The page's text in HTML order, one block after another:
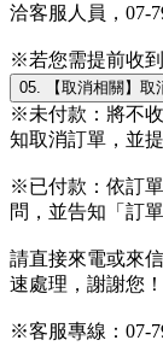
洽客服人員，07-
※若您需提前收
05. 【取消相關】取
※未付款：將不
知取消訂單，並
※已付款：依訂
問，並告知「訂
請直接來電或來
速處理，謝謝您！
※客服專線：07-